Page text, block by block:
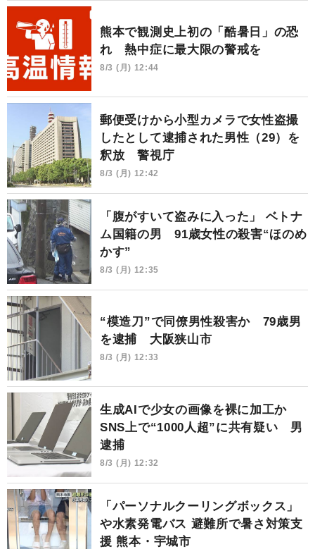
熊本で観測史上初の「酷暑日」の恐
れ 熱中症に最大限の警戒を
8/3 (月) 12:44
郵便受けから小型カメラで女性盗撮
したとして逮捕された男性（29）を
釈放 警視庁
8/3 (月) 12:42
「腹がすいて盗みに入った」 ベトナ
ム国籍の男 91歳女性の殺害“ほのめ
かす”
8/3 (月) 12:35
“模造刀”で同僚男性殺害か 79歳男
を逮捕 大阪狭山市
8/3 (月) 12:33
生成AIで少女の画像を裸に加工か
SNS上で“1000人超”に共有疑い 男
逮捕
8/3 (月) 12:32
「パーソナルクーリングボックス」
や水素発電バス 避難所で暑さ対策支
援 熊本・宇城市